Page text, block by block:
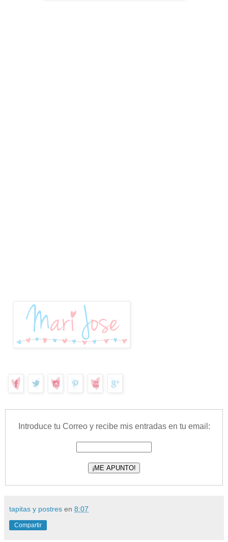
Introduce tu Correo y recibe mis entradas en tu email:
tapitas y postres en 8:07
Compartir